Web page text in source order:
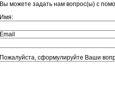
Вы можете задать нам вопрос(ы) с
Имя:
Email
Пожалуйста, сформулируйте Ваши